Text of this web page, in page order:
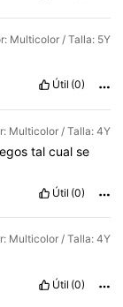
Multicolor / Talla: 5Y
Útil (0)
Multicolor / Talla: 4Y
tal cual se
Útil (0)
Multicolor / Talla: 4Y
Útil (0)